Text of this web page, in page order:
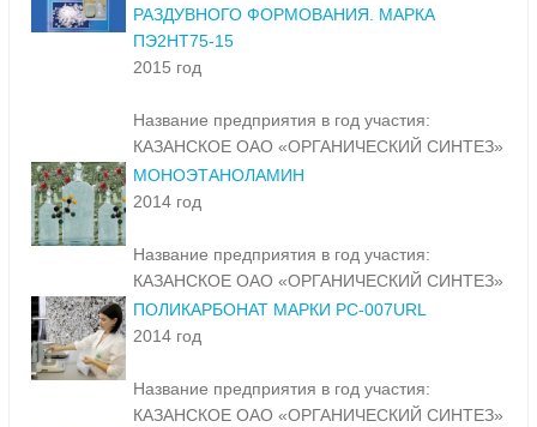
РАЗДУВНОГО ФОРМОВАНИЯ. МАРКА
ПЭ2НТ75-15
2015 год
Название предприятия в год участия:
КАЗАНСКОЕ ОАО «ОРГАНИЧЕСКИЙ СИНТЕЗ»
МОНОЭТАНОЛАМИН
2014 год
Название предприятия в год участия:
КАЗАНСКОЕ ОАО «ОРГАНИЧЕСКИЙ СИНТЕЗ»
ПОЛИКАРБОНАТ МАРКИ PC-007URL
2014 год
Название предприятия в год участия:
КАЗАНСКОЕ ОАО «ОРГАНИЧЕСКИЙ СИНТЕЗ»